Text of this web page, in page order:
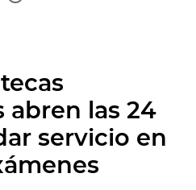
abren las 24
servicio en